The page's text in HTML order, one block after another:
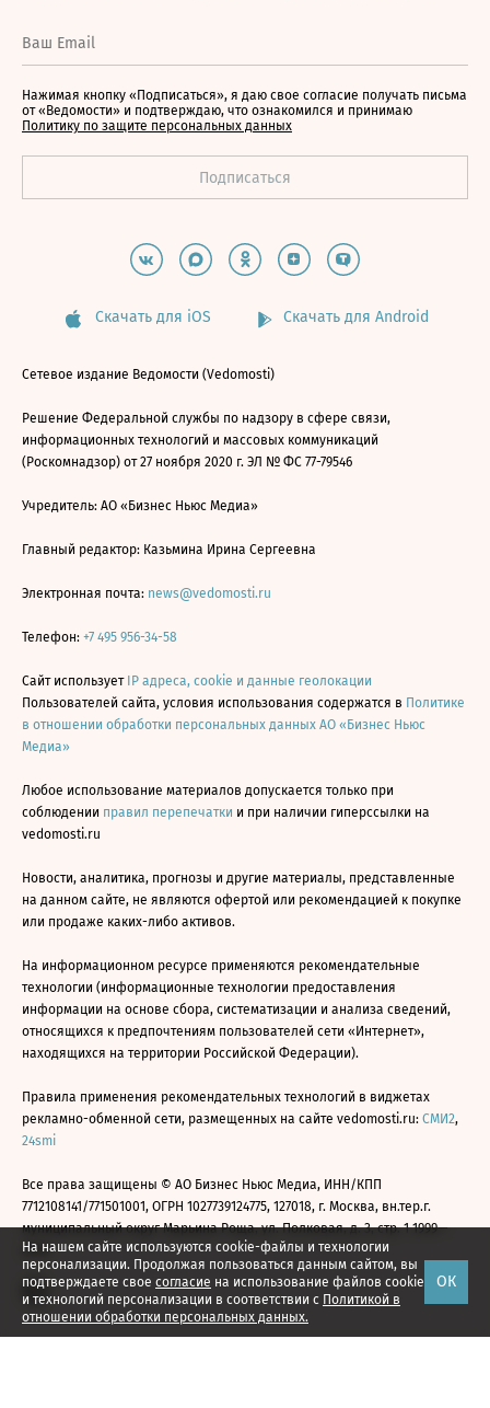
На нашем сайте используются cookie-файлы и технологии
персонализации. Продолжая пользоваться данным сайтом, вы
подтверждаете свое согласие на использование файлов cookie
и технологий персонализации в соответствии с Политикой в
отношении обработки персональных данных.
ОК
Нажимая кнопку «Подписаться», я даю свое согласие получать письма
от «Ведомости» и подтверждаю, что ознакомился и принимаю
Политику по защите персональных данных
Скачать для iOS Скачать для Android
Сетевое издание Ведомости (Vedomosti)
Решение Федеральной службы по надзору в сфере связи,
информационных технологий и массовых коммуникаций
(Роскомнадзор) от 27 ноября 2020 г. ЭЛ № ФС 77-79546
Учредитель: АО «Бизнес Ньюс Медиа»
Главный редактор: Казьмина Ирина Сергеевна
Электронная почта: news@vedomosti.ru
Телефон: +7 495 956-34-58
Сайт использует IP адреса, cookie и данные геолокации
Пользователей сайта, условия использования содержатся в Политике
в отношении обработки персональных данных АО «Бизнес Ньюс
Медиа»
Любое использование материалов допускается только при
соблюдении правил перепечатки и при наличии гиперссылки на
vedomosti.ru
Новости, аналитика, прогнозы и другие материалы, представленные
на данном сайте, не являются офертой или рекомендацией к покупке
или продаже каких-либо активов.
На информационном ресурсе применяются рекомендательные
технологии (информационные технологии предоставления
информации на основе сбора, систематизации и анализа сведений,
относящихся к предпочтениям пользователей сети «Интернет»,
находящихся на территории Российской Федерации).
Правила применения рекомендательных технологий в виджетах
рекламно-обменной сети, размещенных на сайте vedomosti.ru: СМИ2,
24smi
Все права защищены © АО Бизнес Ньюс Медиа, ИНН/КПП
7712108141/771501001, ОГРН 1027739124775, 127018, г. Москва, вн.тер.г.
муниципальный округ Марьина Роща, ул. Полковая, д. 3, стр. 1 1999—
2026